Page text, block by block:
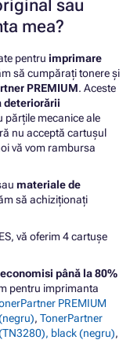
sau
mea?
pentru imprimare
să cumpărați tonere și
PREMIUM. Aceste
deteriorării
părțile mecanice ale
nu acceptă cartușul
vă vom rambursa
materiale de
să achiziționați
vă oferim 4 cartușe
economisi până la 80%
pentru imprimanta
PREMIUM
, TonerPartner
black (negru),